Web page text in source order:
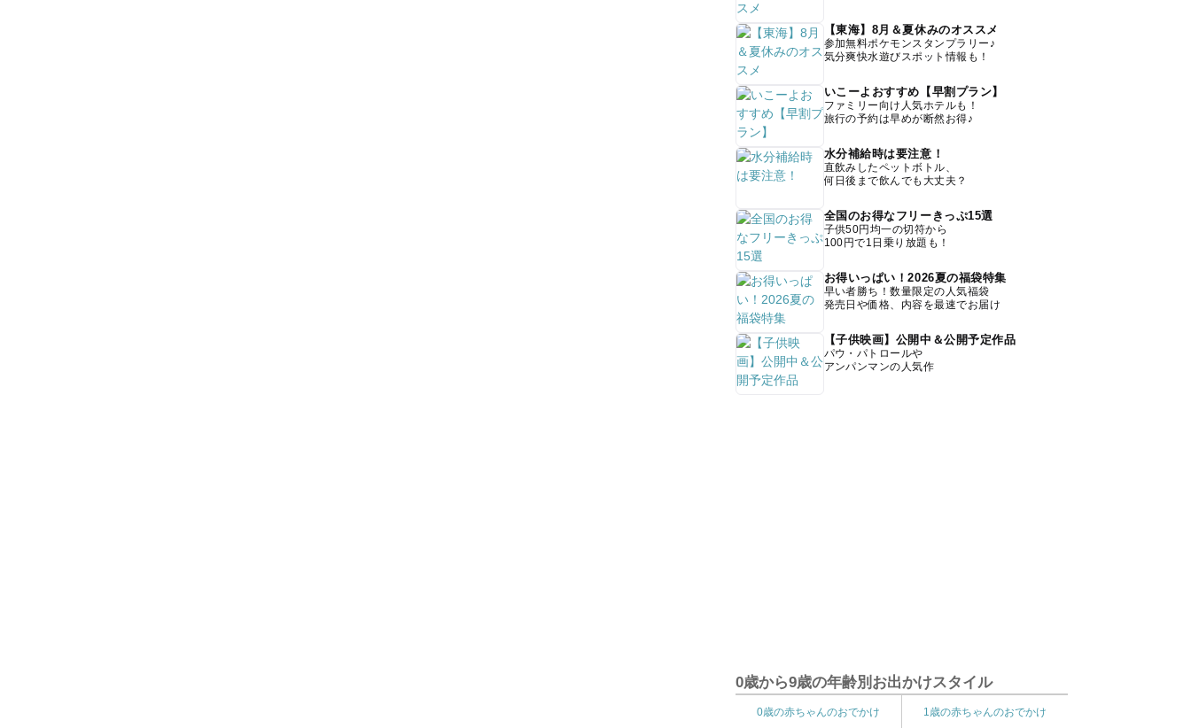
【東海】8月＆夏休みのオススメ
参加無料ポケモンスタンプラリー♪
気分爽快水遊びスポット情報も！
いこーよおすすめ【早割プラン】
ファミリー向け人気ホテルも！
旅行の予約は早めが断然お得♪
水分補給時は要注意！
直飲みしたペットボトル、
何日後まで飲んでも大丈夫？
全国のお得なフリーきっぷ15選
子供50円均一の切符から
100円で1日乗り放題も！
お得いっぱい！2026夏の福袋特集
早い者勝ち！数量限定の人気福袋
発売日や価格、内容を最速でお届け
【子供映画】公開中＆公開予定作品
パウ・パトロールや
アンパンマンの人気作
0歳から9歳の年齢別お出かけスタイル
0歳の赤ちゃんのおでかけ 1歳の赤ちゃんのおでかけ